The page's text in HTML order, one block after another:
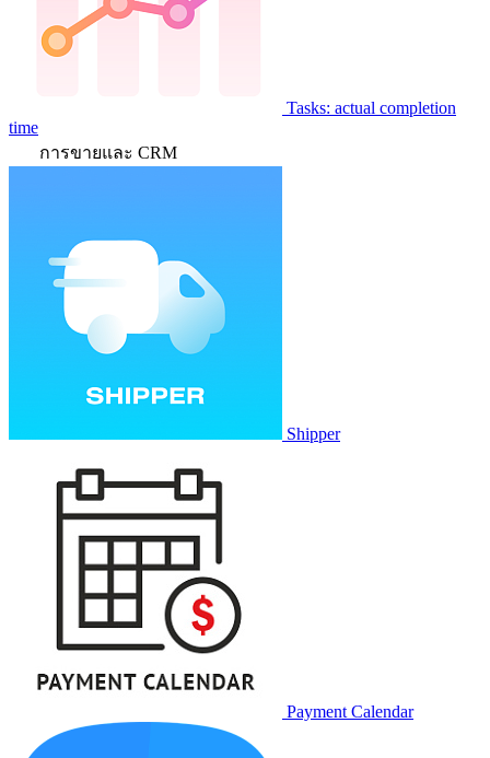
Tasks: actual completion
time
การขายและ CRM
Shipper
Payment Calendar